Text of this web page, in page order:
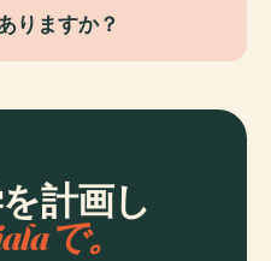
りますか？
計画し
で。